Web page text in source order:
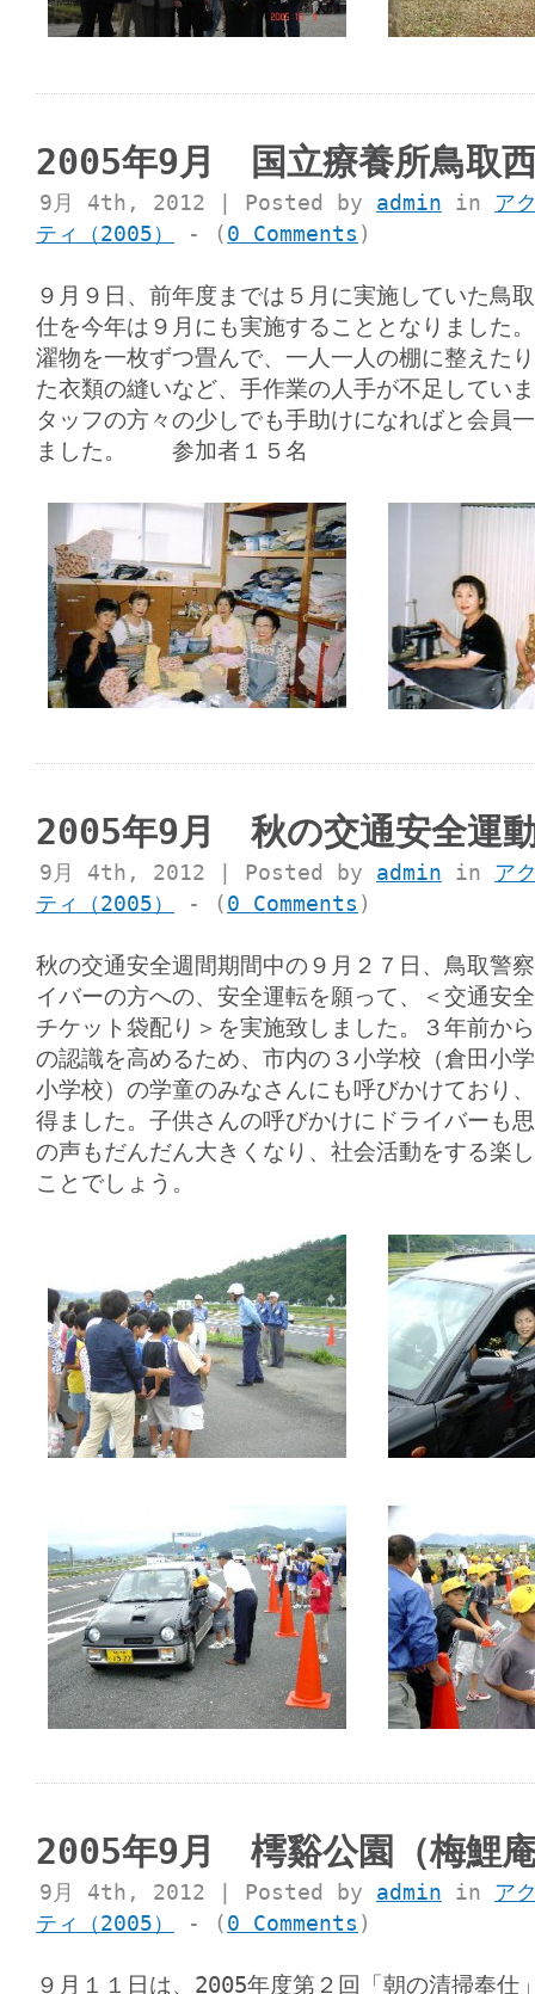
2005年9月 国立療養所鳥取
9月 4th, 2012 | Posted by admin in ア
ティ（2005）
- (0 Comments )
９月９日、前年度までは５月に実施していた鳥
仕を今年は９月にも実施することとなりました
濯物を一枚ずつ畳んで、一人一人の棚に整えた
た衣類の縫いなど、手作業の人手が不足してい
タッフの方々の少しでも手助けになればと会員
ました。 参加者１５名
2005年9月 秋の交通安全運
9月 4th, 2012 | Posted by admin in ア
ティ（2005）
- (0 Comments )
秋の交通安全週間期間中の９月２７日、鳥取警
イバーの方への、安全運転を願って、＜交通安
チケット袋配り＞を実施致しました。３年前か
の認識を高めるため、市内の３小学校（倉田小
小学校）の学童のみなさんにも呼びかけており
得ました。子供さんの呼びかけにドライバーも
の声もだんだん大きくなり、社会活動をする楽
ことでしょう。
2005年9月 樗谿公園（梅鯉
9月 4th, 2012 | Posted by admin in ア
ティ（2005）
- (0 Comments )
９月１１日は、2005年度第２回「朝の清掃奉仕